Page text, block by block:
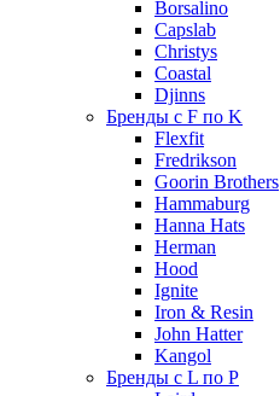
Borsalino
Capslab
Christys
Coastal
Djinns
Бренды с F по K
Flexfit
Fredrikson
Goorin Brothers
Hammaburg
Hanna Hats
Herman
Hood
Ignite
Iron & Resin
John Hatter
Kangol
Бренды с L по P